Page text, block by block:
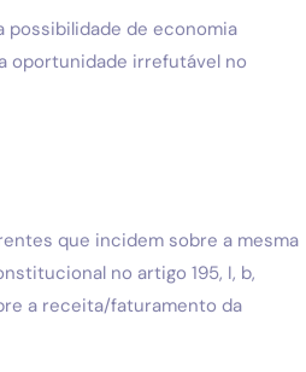
de economia
oportunidade irrefutável no
que incidem sobre a mesma
no artigo 195, I, b,
a receita/faturamento da